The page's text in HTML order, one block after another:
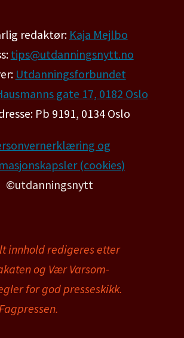
redaktør: Kaja Mejlbo
tips@utdanningsnytt.no
Utdanningsforbundet
gate 17, 0182 Oslo
Pb 9191, 0134 Oslo
og
(cookies)
©utdanningsnytt
innhold redigeres etter
og Vær Varsom-
for god presseskikk.